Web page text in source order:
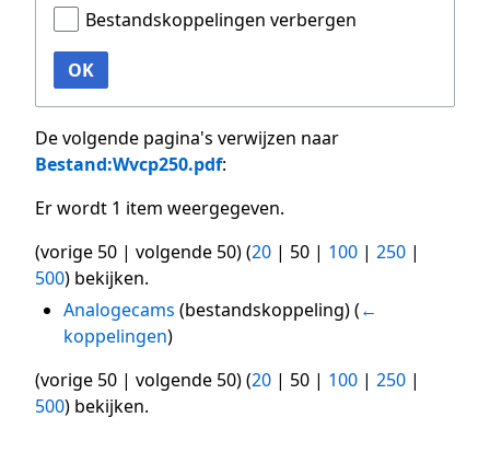
Bestandskoppelingen verbergen
OK
De volgende pagina's verwijzen naar
Bestand:Wvcp250.pdf:
Er wordt 1 item weergegeven.
(vorige 50 | volgende 50) (20 | 50 | 100 | 250 |
500) bekijken.
Analogecams (bestandskoppeling)(←
koppelingen)
(vorige 50 | volgende 50) (20 | 50 | 100 | 250 |
500) bekijken.